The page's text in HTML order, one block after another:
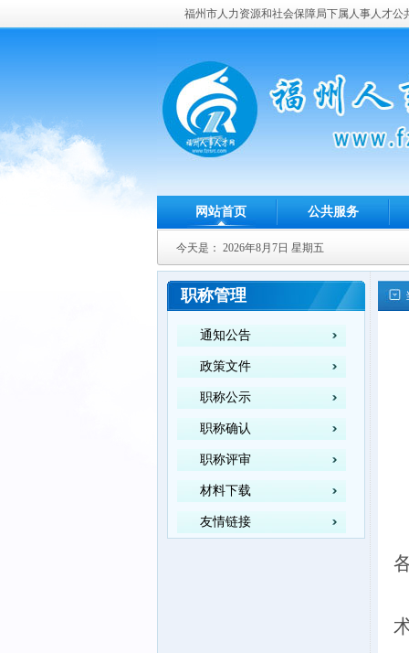
福州市人力资源和社会保障局下属人事人才公
网站首页 公共服务
今天是： 2026年8月7日 星期五
职称管理
通知公告
政策文件
职称公示
职称确认
职称评审
材料下载
友情链接